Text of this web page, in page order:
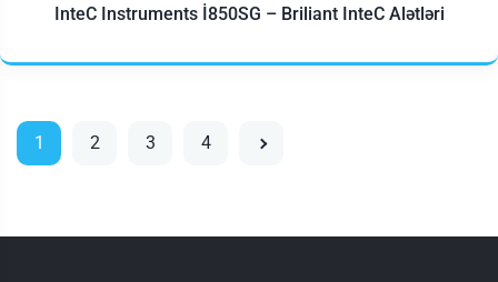
InteC Instruments İ850SG – Briliant InteC Alətləri
1 2 3 4